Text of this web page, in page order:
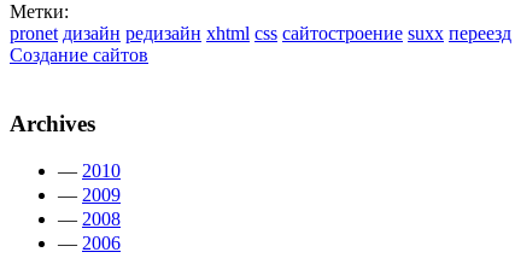
Метки:
pronet дизайн редизайн xhtml css сайтостроение suxx переезд
Создание сайтов
Archives
— 2010
— 2009
— 2008
— 2006